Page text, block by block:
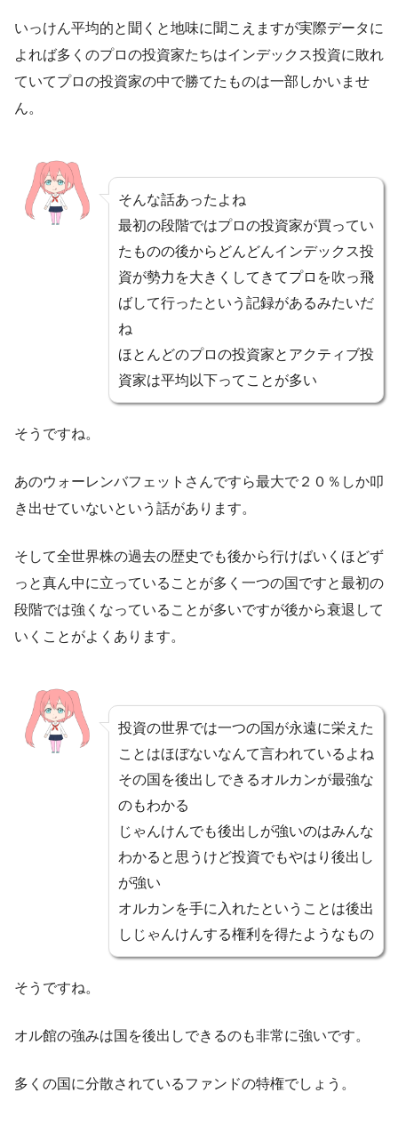
いっけん平均的と聞くと地味に聞こえますが実際データに
よれば多くのプロの投資家たちはインデックス投資に敗れ
ていてプロの投資家の中で勝てたものは一部しかいませ
ん。
そんな話あったよね
最初の段階ではプロの投資家が買ってい
たものの後からどんどんインデックス投
資が勢力を大きくしてきてプロを吹っ飛
ばして行ったという記録があるみたいだ
ね
ほとんどのプロの投資家とアクティブ投
資家は平均以下ってことが多い
そうですね。
あのウォーレンバフェットさんですら最大で２０％しか叩
き出せていないという話があります。
そして全世界株の過去の歴史でも後から行けばいくほどず
っと真ん中に立っていることが多く一つの国ですと最初の
段階では強くなっていることが多いですが後から衰退して
いくことがよくあります。
投資の世界では一つの国が永遠に栄えた
ことはほぼないなんて言われているよね
その国を後出しできるオルカンが最強な
のもわかる
じゃんけんでも後出しが強いのはみんな
わかると思うけど投資でもやはり後出し
が強い
オルカンを手に入れたということは後出
しじゃんけんする権利を得たようなもの
そうですね。
オル館の強みは国を後出しできるのも非常に強いです。
多くの国に分散されているファンドの特権でしょう。